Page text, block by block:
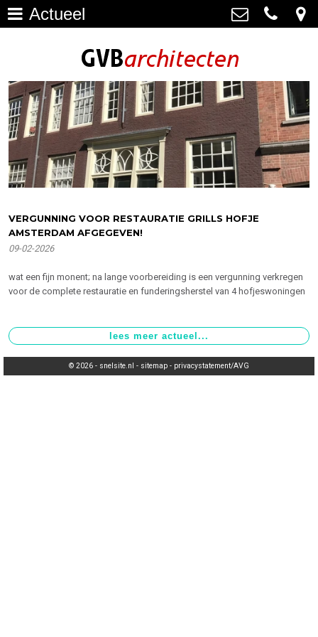
Bouwhistorie >
Onderhoud >
impressie oudere projecten
Actueel
Contact >
GVB architecten
Haagweg 4-G3, 2311 AA Leiden
info@gvbarchitecten.nl
Actueel
VERGUNNING VOOR RESTAURATIE GRILLS HOFJE
AMSTERDAM AFGEGEVEN!
09-02-2026
wat een fijn monent; na lange voorbereiding is een vergunning verkregen
voor de complete restauratie en funderingsherstel van 4 hofjeswoningen
© 2026 - snelsite.nl - sitemap - privacystatement/AVG